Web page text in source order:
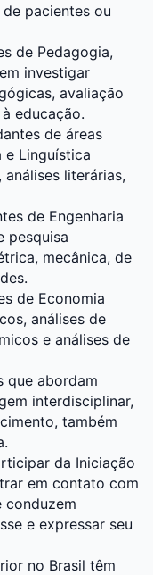
pacientes ou
de Pedagogia,
investigar
avaliação
educação.
de áreas
e Linguística
literárias,
de Engenharia
pesquisa
mecânica, de
de Economia
análises de
e análises de
que abordam
interdisciplinar,
também
da Iniciação
em contato com
conduzem
e expressar seu
no Brasil têm